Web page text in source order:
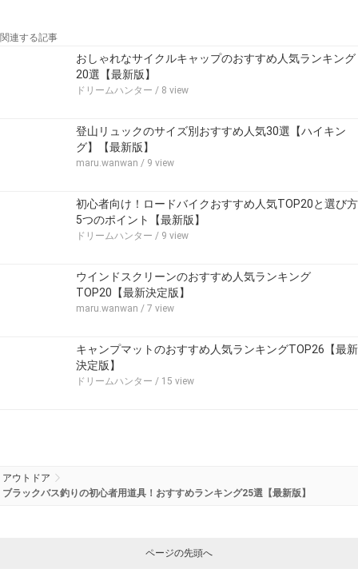
関連する記事
おしゃれなサイクルキャップのおすすめ人気ランキング
20選【最新版】
ドリームハンター / 8 view
登山リュックのサイズ別おすすめ人気30選【ハイキン
グ】【最新版】
maru.wanwan / 9 view
初心者向け！ロードバイクおすすめ人気TOP20と選び方
5つのポイント【最新版】
ドリームハンター / 9 view
ウインドスクリーンのおすすめ人気ランキング
TOP20【最新決定版】
maru.wanwan / 7 view
キャンプマットのおすすめ人気ランキングTOP26【最新
決定版】
ドリームハンター / 15 view
アウトドア
ブラックバス釣りの初心者用道具！おすすめランキング25選【最新版】
ページの先頭へ